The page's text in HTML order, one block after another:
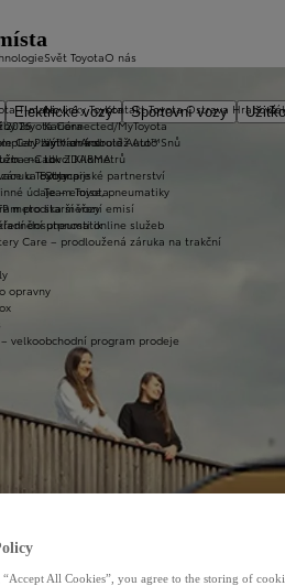
Elektrické vozy Sportovní vozy
2026
zimních kol
na rok ZDARMA
Extracare
pro starší vozy
pneumatik
Care – prodloužená záruka na trakční
opravny
– velkoobchodní program prodeje
T-mate
Toyota Connected/MyToyota
CarPlay™ a Android Auto™
e-Call
u Toyoty
údaje – emise, pneumatiky
metodika měření emisí
dosutpnosti online služeb
Svět Toyota
Novinky Toyota
Kariéra
Výtvarná soutěž Auto Snů
Lovci Kilometrů
Olympijské partnerství
Team Toyota
O nás
Kontakt Toyota Ostrava Hrabová
All Cookies”, you agree to the storing of